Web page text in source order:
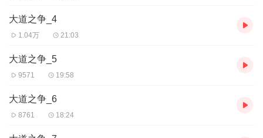
大道之争_4
1.04万 21:03
大道之争_5
9571 19:58
大道之争_6
8761 18:24